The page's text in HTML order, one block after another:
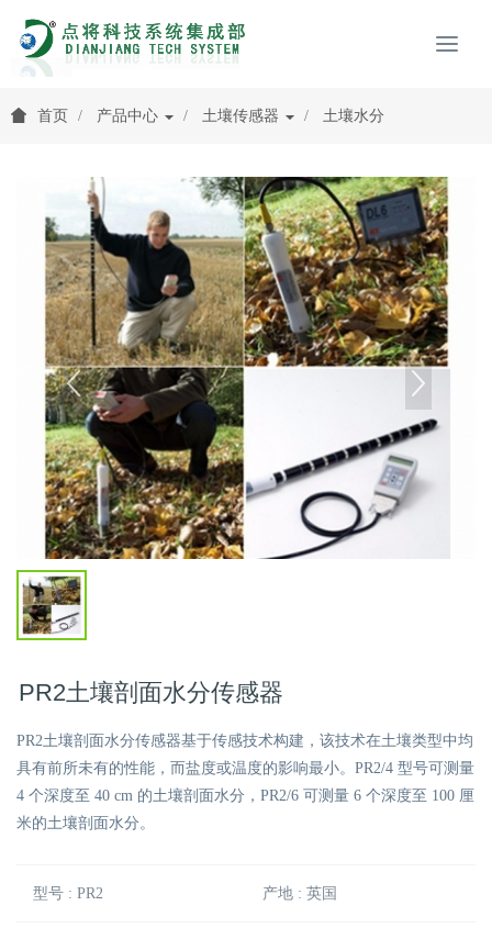
首页 产品中心 土壤传感器 土壤水分
PR2土壤剖面水分传感器
PR2土壤剖面水分传感器基于传感技术构建，该技术在土壤类型中均
具有前所未有的性能，而盐度或温度的影响最小。PR2/4 型号可测量
4 个深度至 40 cm 的土壤剖面水分，PR2/6 可测量 6 个深度至 100 厘
米的土壤剖面水分。
型号 : PR2 产地 : 英国